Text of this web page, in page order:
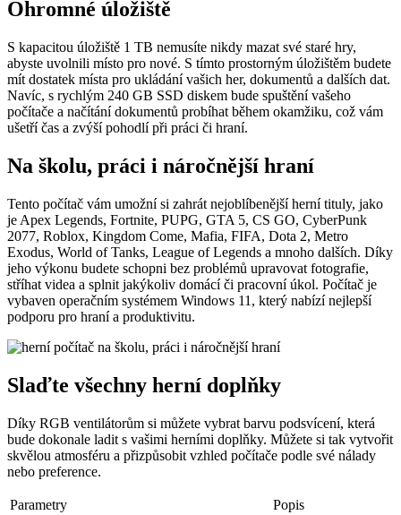
Ohromné úložiště
S kapacitou úložiště 1 TB nemusíte nikdy mazat své staré hry,
abyste uvolnili místo pro nové. S tímto prostorným úložištěm budete
mít dostatek místa pro ukládání vašich her, dokumentů a dalších dat.
Navíc, s rychlým 240 GB SSD diskem bude spuštění vašeho
počítače a načítání dokumentů probíhat během okamžiku, což vám
ušetří čas a zvýší pohodlí při práci či hraní.
Na školu, práci i náročnější hraní
Tento počítač vám umožní si zahrát nejoblíbenější herní tituly, jako
je Apex Legends, Fortnite, PUPG, GTA 5, CS GO, CyberPunk
2077, Roblox, Kingdom Come, Mafia, FIFA, Dota 2, Metro
Exodus, World of Tanks, League of Legends a mnoho dalších. Díky
jeho výkonu budete schopni bez problémů upravovat fotografie,
stříhat videa a splnit jakýkoliv domácí či pracovní úkol. Počítač je
vybaven operačním systémem Windows 11, který nabízí nejlepší
podporu pro hraní a produktivitu.
Slaďte všechny herní doplňky
Díky RGB ventilátorům si můžete vybrat barvu podsvícení, která
bude dokonale ladit s vašimi herními doplňky. Můžete si tak vytvořit
skvělou atmosféru a přizpůsobit vzhled počítače podle své nálady
nebo preference.
Parametry
Popis